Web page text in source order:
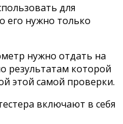
для
его нужно только
нужно отдать на
результатам которой
этой самой проверки.
включают в себя